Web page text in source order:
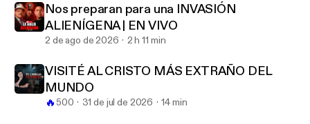
Nos preparan para una INVASIÓN
ALIENÍGENA | EN VIVO
2 de ago de 2026 2 h 11 min
VISITÉ AL CRISTO MÁS EXTRAÑO DEL
MUNDO
🔥 500 31 de jul de 2026 14 min